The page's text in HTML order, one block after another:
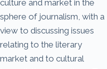
culture and market in the
sphere of journalism, with a
view to discussing issues
relating to the literary
market and to cultural